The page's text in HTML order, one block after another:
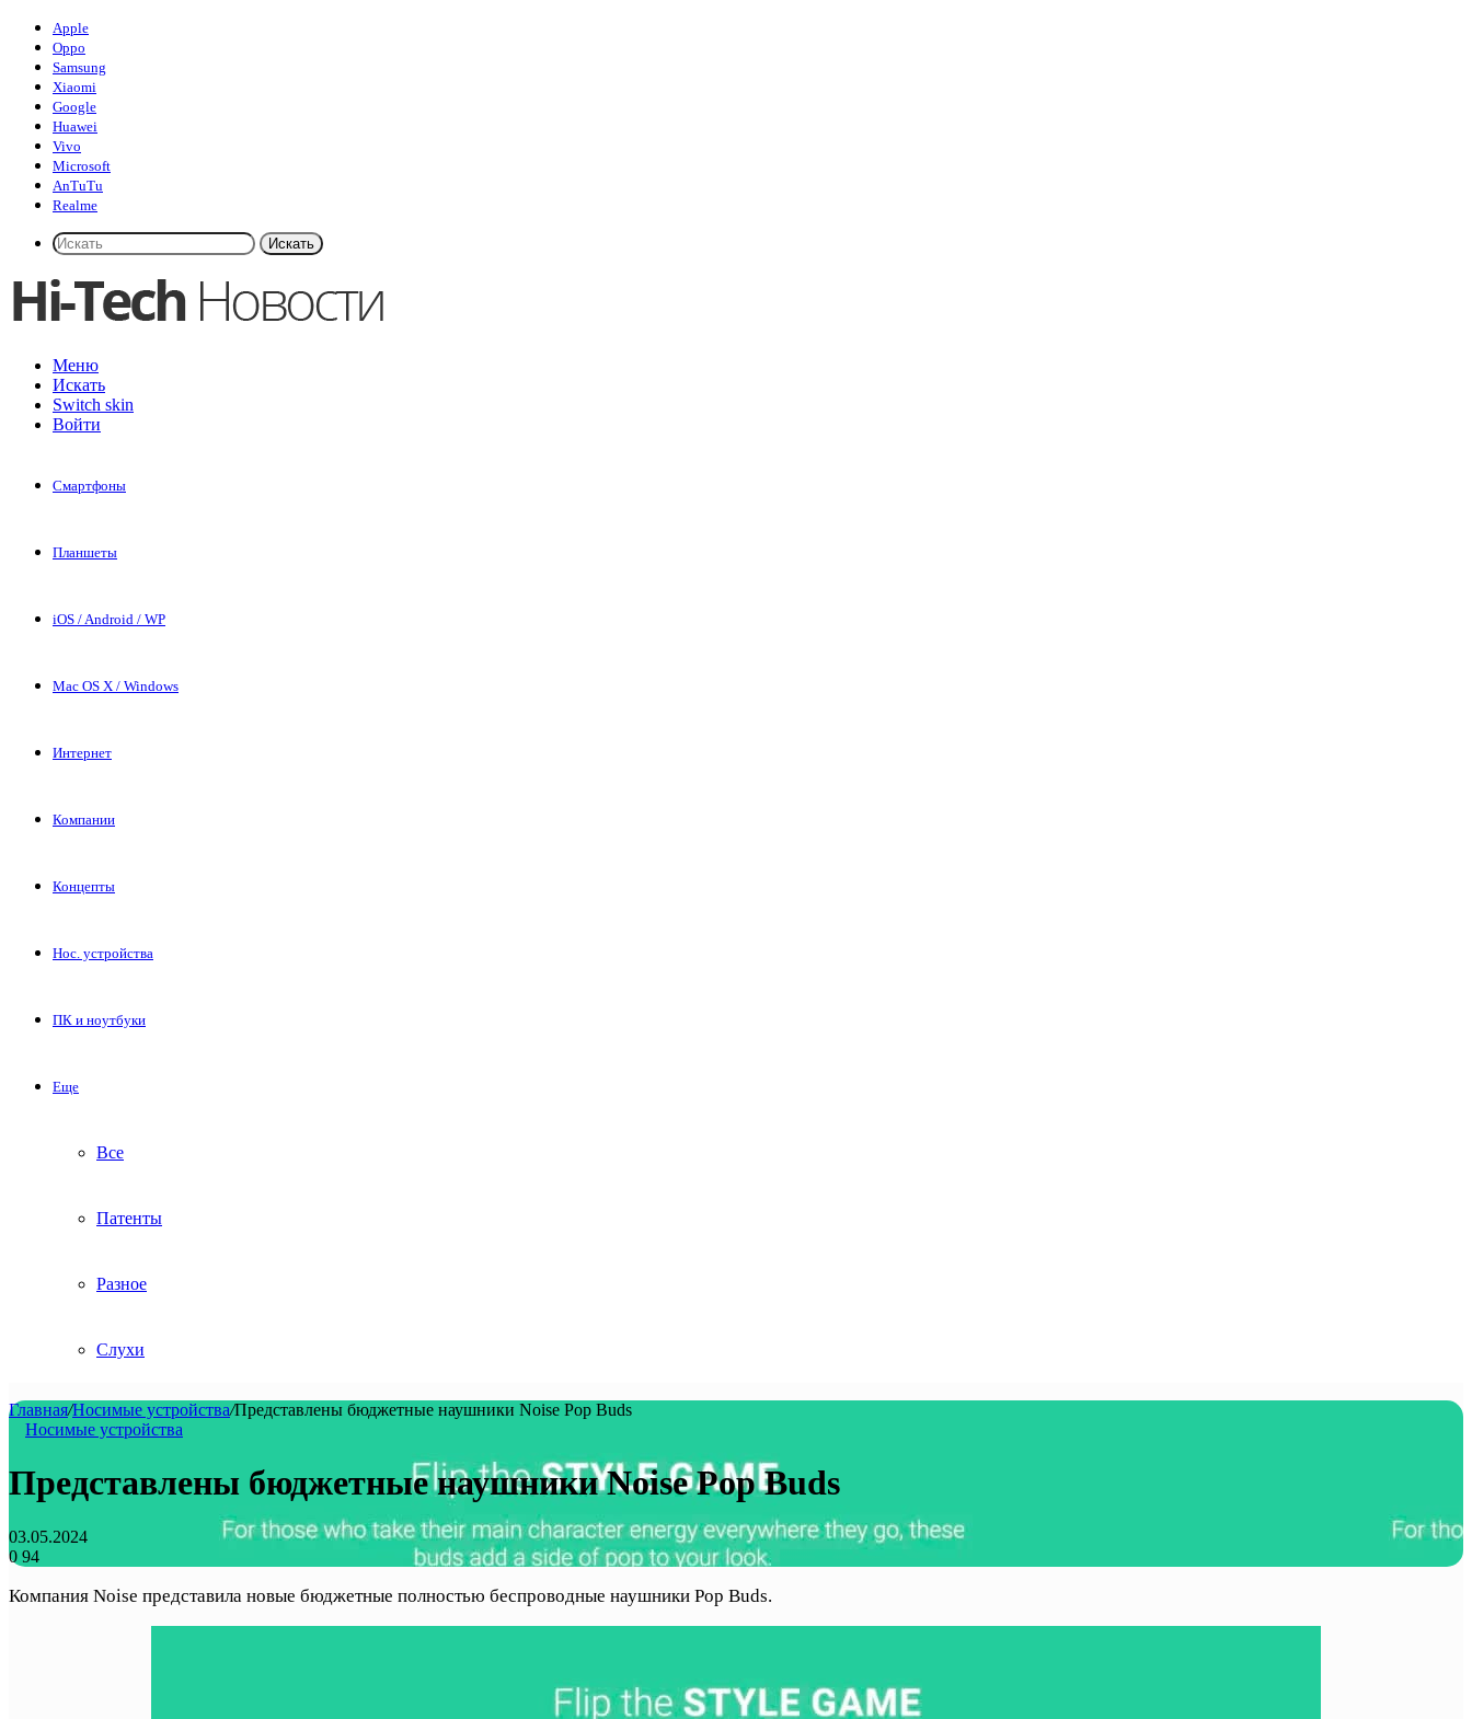
Apple
Oppo
Samsung
Xiaomi
Google
Huawei
Vivo
Microsoft
AnTuTu
Realme
Искать
Меню
Искать
Switch skin
Войти
Смартфоны
Планшеты
iOS / Android / WP
Mac OS X / Windows
Интернет
Компании
Концепты
Нос. устройства
ПК и ноутбуки
Еще
Все
Патенты
Разное
Слухи
Главная/Носимые устройства/Представлены бюджетные наушники Noise Pop Buds
Носимые устройства
Представлены бюджетные наушники Noise Pop Buds
03.05.2024
0 94
Компания Noise представила новые бюджетные полностью беспроводные наушники Pop Buds.